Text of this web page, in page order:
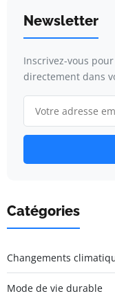
Newsletter
Inscrivez-vous
directement dans
Catégories
Changements
Mode de vie durable